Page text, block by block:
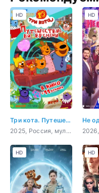
Три кота. Путешествие во времени
2025, Россия, мультфильм, детский
HD HD
HD HD